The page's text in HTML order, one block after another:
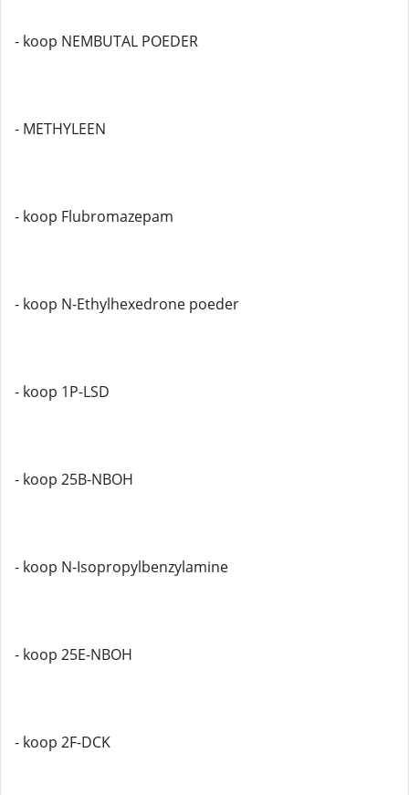
- koop NEMBUTAL POEDER
- METHYLEEN
- koop Flubromazepam
- koop N-Ethylhexedrone poeder
- koop 1P-LSD
- koop 25B-NBOH
- koop N-Isopropylbenzylamine
- koop 25E-NBOH
- koop 2F-DCK